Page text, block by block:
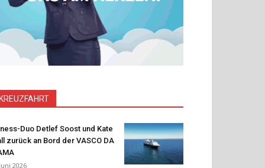
KREUZFAHRT
Duo Detlef Soost und Kate
zurück an Bord der VASCO DA
2026